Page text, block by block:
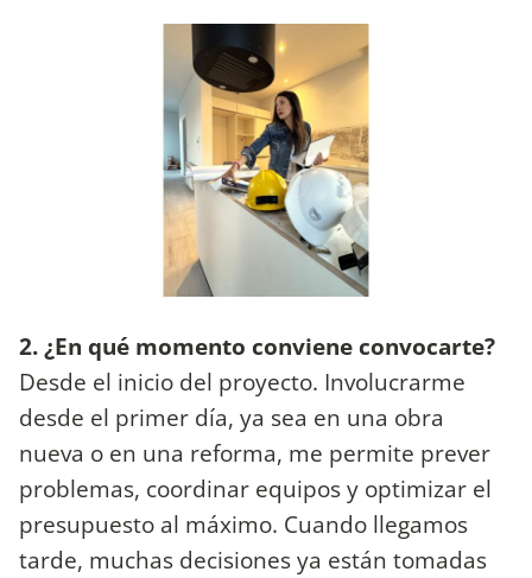
2. ¿En qué momento conviene convocarte?
Desde el inicio del proyecto. Involucrarme
desde el primer día, ya sea en una obra
nueva o en una reforma, me permite prever
problemas, coordinar equipos y optimizar el
presupuesto al máximo. Cuando llegamos
tarde, muchas decisiones ya están tomadas